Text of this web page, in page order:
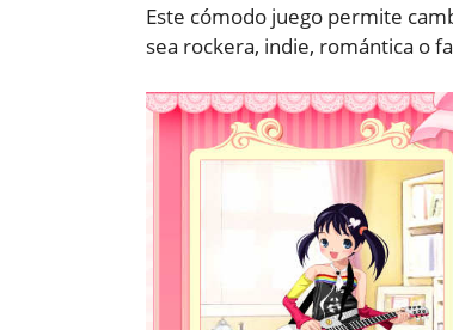
Este cómodo juego permite
sea rockera, indie, romántica o